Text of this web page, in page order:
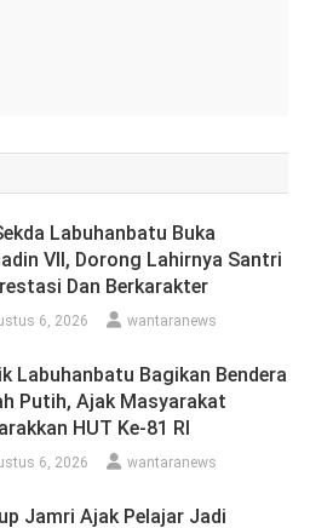
Labuhanbatu Buka
VII, Dorong Lahirnya Santri
Dan Berkarakter
6, 2026 wantaranews
Labuhanbatu Bagikan Bendera
Putih, Ajak Masyarakat
HUT Ke-81 RI
6, 2026 wantaranews
Jamri Ajak Pelajar Jadi